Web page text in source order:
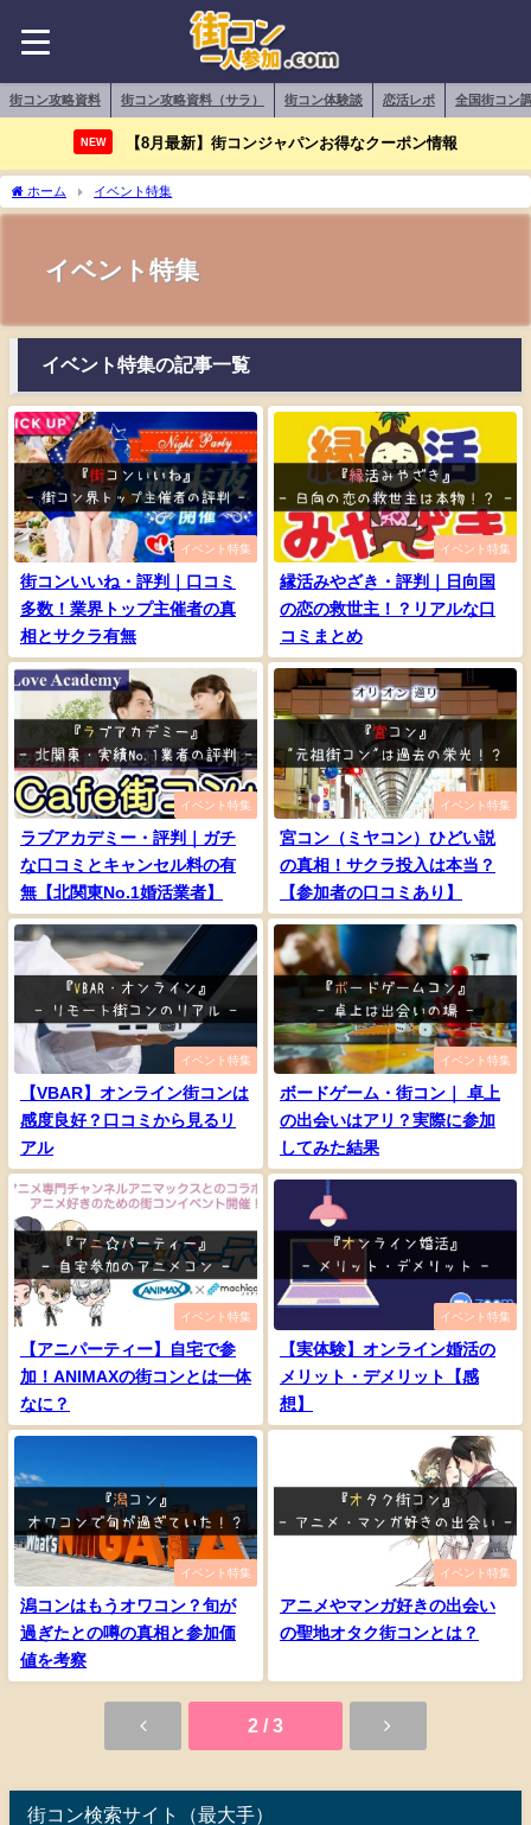
街コン攻略資料 街コン攻略資料（サラ） 街コン体験談 恋活レポ 全国街コン
NEW 【8月最新】街コンジャパンお得なクーポン情報
ホーム イベント特集
イベント特集
イベント特集の記事一覧
イベント特集
街コンいいね・評判｜口コミ
多数！業界トップ主催者の真
相とサクラ有無
イベント特集
縁活みやざき・評判｜日向国
の恋の救世主！？リアルな口
コミまとめ
イベント特集
ラブアカデミー・評判｜ガチ
な口コミとキャンセル料の有
無【北関東No.1婚活業者】
イベント特集
宮コン（ミヤコン）ひどい説
の真相！サクラ投入は本当？
【参加者の口コミあり】
イベント特集
【VBAR】オンライン街コンは
感度良好？口コミから見るリ
アル
イベント特集
ボードゲーム・街コン｜ 卓上
の出会いはアリ？実際に参加
してみた結果
イベント特集
【アニパーティー】自宅で参
加！ANIMAXの街コンとは一体
なに？
イベント特集
【実体験】オンライン婚活の
メリット・デメリット【感
想】
イベント特集
潟コンはもうオワコン？旬が
過ぎたとの噂の真相と参加価
値を考察
イベント特集
アニメやマンガ好きの出会い
の聖地オタク街コンとは？
2 / 3
街コン検索サイト（最大手）